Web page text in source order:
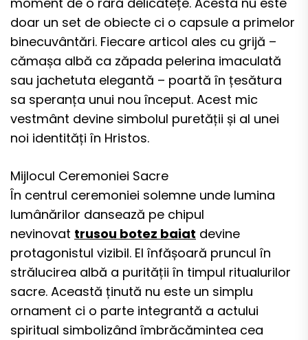
doar un set de obiecte ci o capsule a primelor
binecuvântări. Fiecare articol ales cu grijă –
cămașa albă ca zăpada pelerina imaculată
sau jachetuta elegantă – poartă în țesătura
sa speranța unui nou început. Acest mic
vestmânt devine simbolul puretății și al unei
noi identități în Hristos.
Mijlocul Ceremoniei Sacre
În centrul ceremoniei solemne unde lumina
lumânărilor dansează pe chipul
nevinovat trusou botez baiat devine
protagonistul vizibil. El înfășoară pruncul în
strălucirea albă a purității în timpul ritualurilor
sacre. Această ținută nu este un simplu
ornament ci o parte integrantă a actului
spiritual simbolizând îmbrăcămintea cea